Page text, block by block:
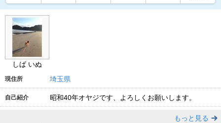
しば いぬ
現住所 埼玉県
自己紹介 昭和40年オヤジです、よろしくお願いします。
もっと見る